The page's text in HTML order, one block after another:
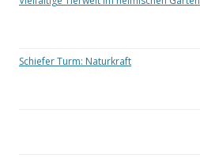
Schiefer Turm: Naturkraft